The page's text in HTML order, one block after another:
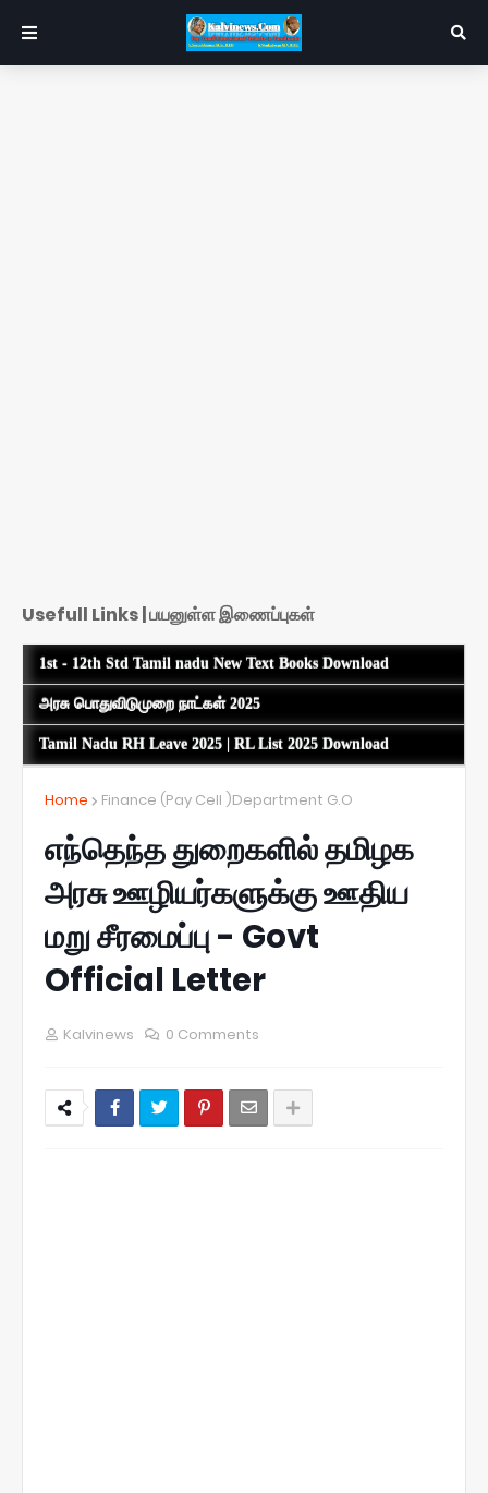
Usefull Links | பயனுள்ள இணைப்புகள்
1st - 12th Std Tamil nadu New Text Books Download
அரசு பொதுவிடுமுறை நாட்கள் 2025
Tamil Nadu RH Leave 2025 | RL List 2025 Download
Home Finance (Pay Cell )Department G.O
எந்தெந்த துறைகளில் தமிழக
அரசு ஊழியர்களுக்கு ஊதிய
மறு சீரமைப்பு - Govt
Official Letter
Kalvinews 0 Comments